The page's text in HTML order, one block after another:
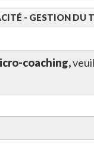
- GESTION DU
coaching,